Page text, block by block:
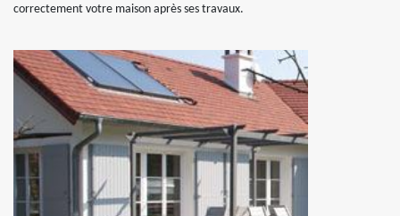
correctement votre maison après ses travaux.